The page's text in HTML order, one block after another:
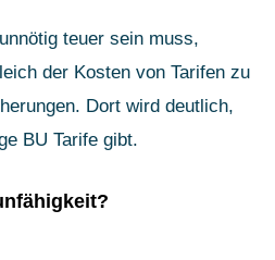
teuer sein muss,
der Kosten von Tarifen zu
Dort wird deutlich,
BU Tarife gibt.